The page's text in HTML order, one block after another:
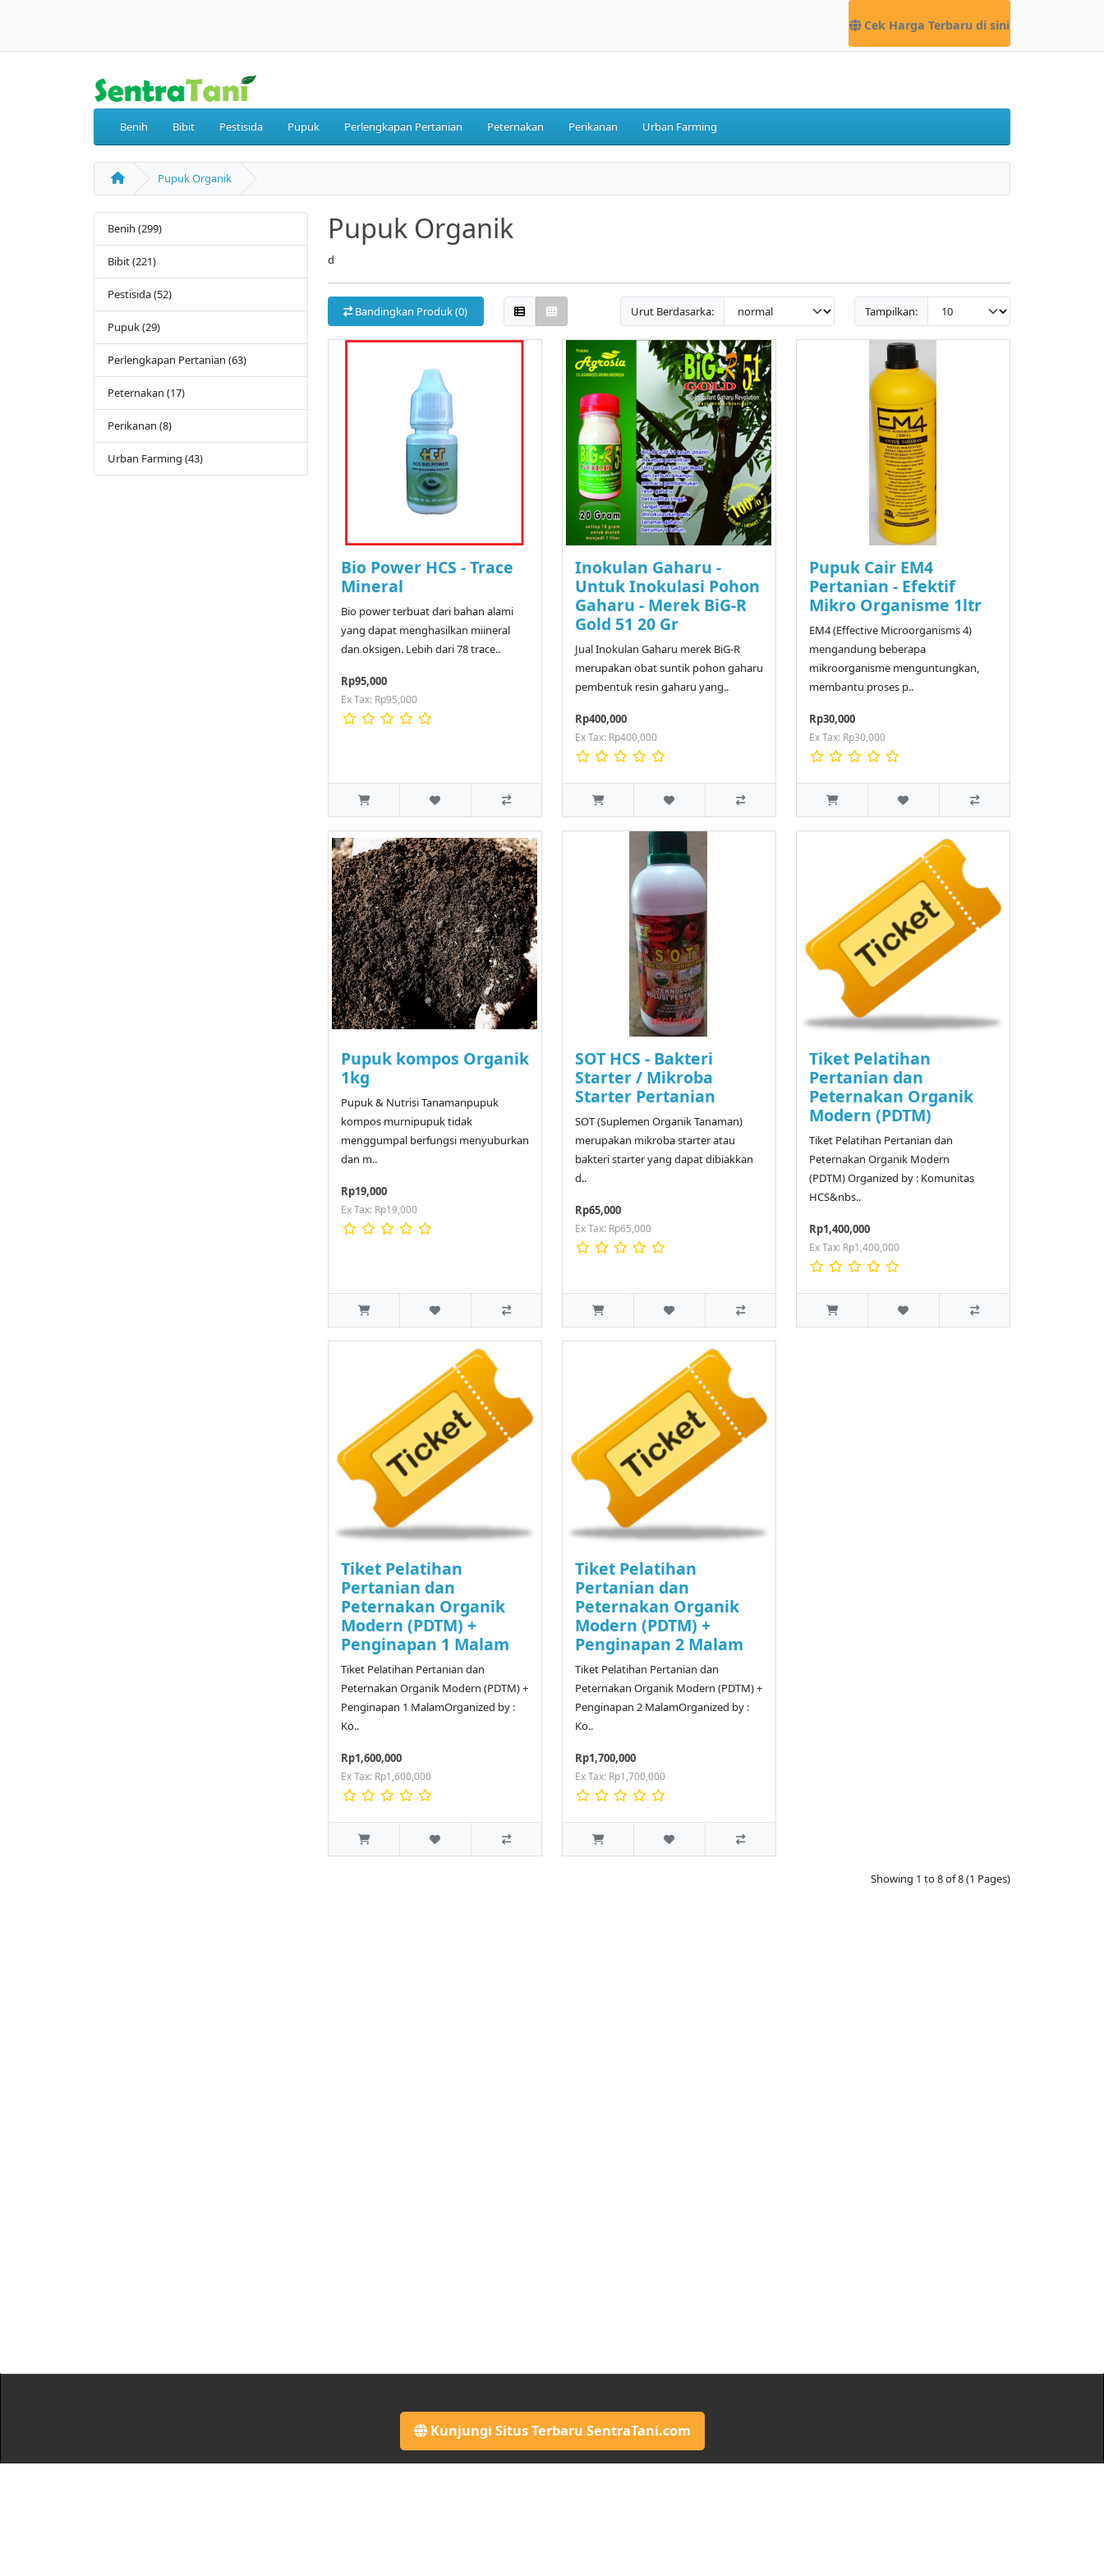
Cek Harga Terbaru di sini
Benih Bibit Pestisida Pupuk Perlengkapan Pertanian Peternakan Perikanan Urban Farming
Pupuk Organik
Benih (299)
Bibit (221)
Pestisida (52)
Pupuk (29)
Perlengkapan Pertanian (63)
Peternakan (17)
Perikanan (8)
Urban Farming (43)
Pupuk Organik
d
Bandingkan Produk (0) Urut Berdasarka: Tampilkan:
Bio Power HCS - Trace
Mineral
Bio power terbuat dari bahan alami
yang dapat menghasilkan miineral
dan oksigen. Lebih dari 78 trace..
Rp95,000
Ex Tax: Rp95,000
Inokulan Gaharu -
Untuk Inokulasi Pohon
Gaharu - Merek BiG-R
Gold 51 20 Gr
Jual Inokulan Gaharu merek BiG-R
merupakan obat suntik pohon gaharu
pembentuk resin gaharu yang..
Rp400,000
Ex Tax: Rp400,000
Pupuk Cair EM4
Pertanian - Efektif
Mikro Organisme 1ltr
EM4 (Effective Microorganisms 4)
mengandung beberapa
mikroorganisme menguntungkan,
membantu proses p..
Rp30,000
Ex Tax: Rp30,000
Pupuk kompos Organik
1kg
Pupuk & Nutrisi Tanamanpupuk
kompos murnipupuk tidak
menggumpal berfungsi menyuburkan
dan m..
Rp19,000
Ex Tax: Rp19,000
SOT HCS - Bakteri
Starter / Mikroba
Starter Pertanian
SOT (Suplemen Organik Tanaman)
merupakan mikroba starter atau
bakteri starter yang dapat dibiakkan
d..
Rp65,000
Ex Tax: Rp65,000
Tiket Pelatihan
Pertanian dan
Peternakan Organik
Modern (PDTM)
Tiket Pelatihan Pertanian dan
Peternakan Organik Modern
(PDTM) Organized by : Komunitas
HCS&nbs..
Rp1,400,000
Ex Tax: Rp1,400,000
Tiket Pelatihan
Pertanian dan
Peternakan Organik
Modern (PDTM) +
Penginapan 1 Malam
Tiket Pelatihan Pertanian dan
Peternakan Organik Modern (PDTM) +
Penginapan 1 MalamOrganized by :
Ko..
Rp1,600,000
Ex Tax: Rp1,600,000
Tiket Pelatihan
Pertanian dan
Peternakan Organik
Modern (PDTM) +
Penginapan 2 Malam
Tiket Pelatihan Pertanian dan
Peternakan Organik Modern (PDTM) +
Penginapan 2 MalamOrganized by :
Ko..
Rp1,700,000
Ex Tax: Rp1,700,000
Showing 1 to 8 of 8 (1 Pages)
Kunjungi Situs Terbaru SentraTani.com